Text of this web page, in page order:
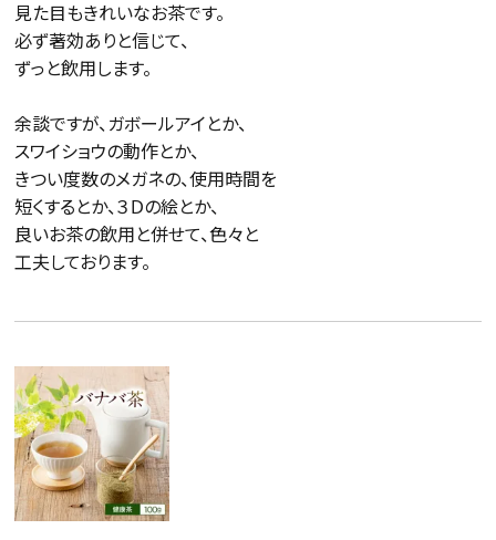
茶葉を選択
健康茶 ハーブティー
紅茶
容量を選択
見た目もきれいなお茶です。
必ず著効ありと信じて、
ずっと飲用します。
余談ですが、ガボールアイとか、
スワイショウの動作とか、
きつい度数のメガネの、使用時間を
短くするとか、３Ｄの絵とか、
良いお茶の飲用と併せて、色々と
工夫しております。